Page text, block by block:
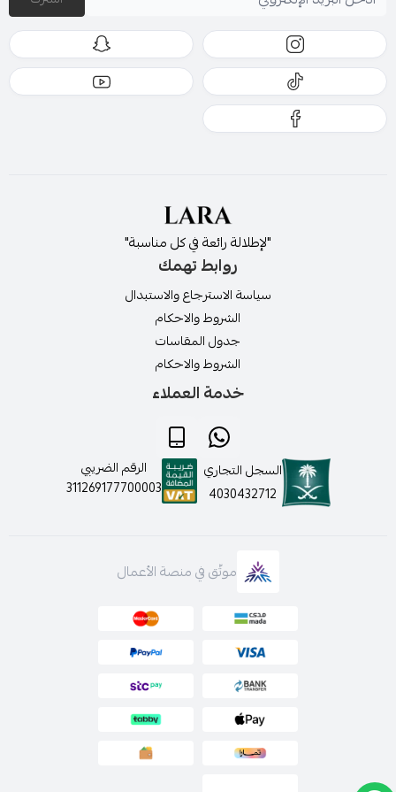
"لإطلالة رائعة في كل مناسبة"
روابط تهمك
سياسة الاسترجاع والاستبدال
الشروط والاحكام
جدول المقاسات
الشروط والاحكام
خدمة العملاء
السجل التجاري
4030432712
الرقم الضريبي
311269177700003
موثّق في منصة الأعمال